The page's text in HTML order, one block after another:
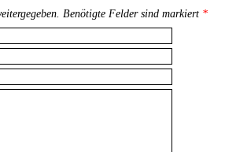
Benötigte Felder sind markiert *